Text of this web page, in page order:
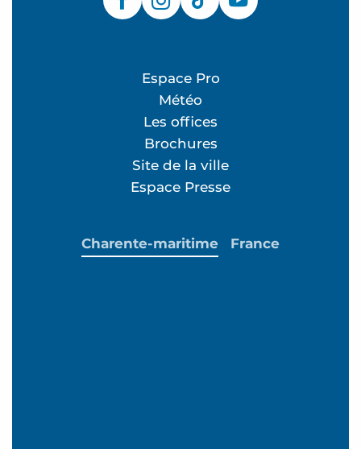
Espace Pro
Météo
Les offices
Brochures
Site de la ville
Espace Presse
Charente-maritime France